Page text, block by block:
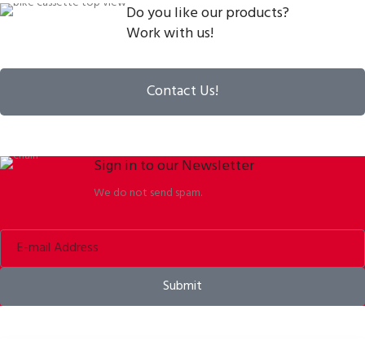
Do you like our products?
Work with us!
Contact Us!
Sign in to our Newsletter
We do not send spam.
Submit